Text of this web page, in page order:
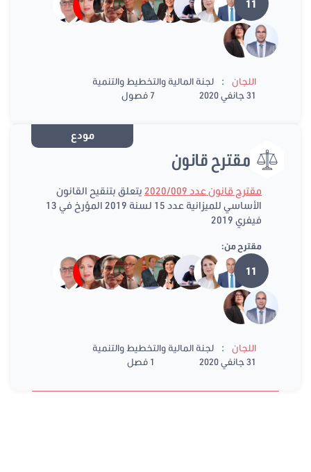
11
اللجان :
لجنة المالية والتخطيط والتنمية
31 جانفي 2020
7 فصول
مودع
مقترح قانون
مقترح قانون عدد 2020/009
يتعلق بتنقيح القانون
الأساسي للميزانية عدد 15 لسنة 2019 المؤرخ في 13
فيفري 2019
مقترح من:
11
اللجان :
لجنة المالية والتخطيط والتنمية
31 جانفي 2020
1 فصل